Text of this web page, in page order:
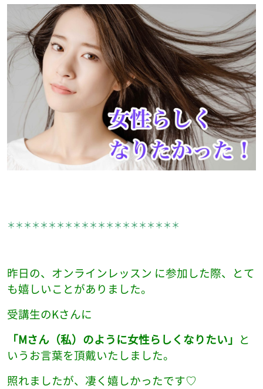
＊＊＊＊＊＊＊＊＊＊＊＊＊＊＊＊＊＊＊＊＊
昨日の、オンラインレッスン に参加した際、とて
も嬉しいことがありました。
受講生のKさんに
「Mさん（私）のように女性らしくなりたい」 と
いうお言葉を頂戴いたしました。
照れましたが、凄く嬉しかったです♡